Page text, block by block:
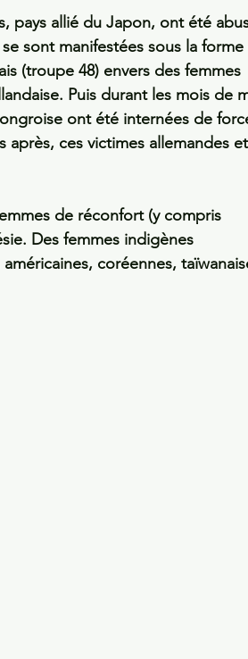
pays allié du Japon, ont été
sont manifestées sous la
(troupe 48) envers des femmes
Puis durant les mois de
ont été internées de
ces victimes allemandes et
de réconfort (y compris
Des femmes indigènes
coréennes,